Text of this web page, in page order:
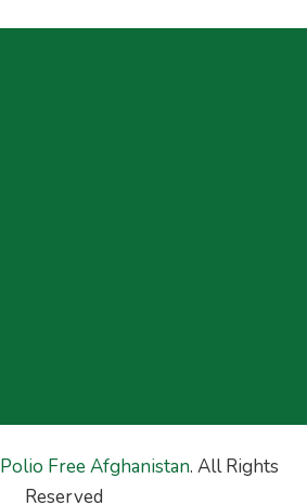
Polio Free Afghanistan. All Rights
Reserved